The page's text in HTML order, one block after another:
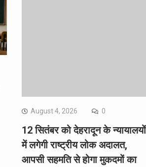
August 4, 2026 0
12 सितंबर को देहरादून के न्यायालयों
में लगेगी राष्ट्रीय लोक अदालत,
आपसी सहमति से होगा मुकदमों का